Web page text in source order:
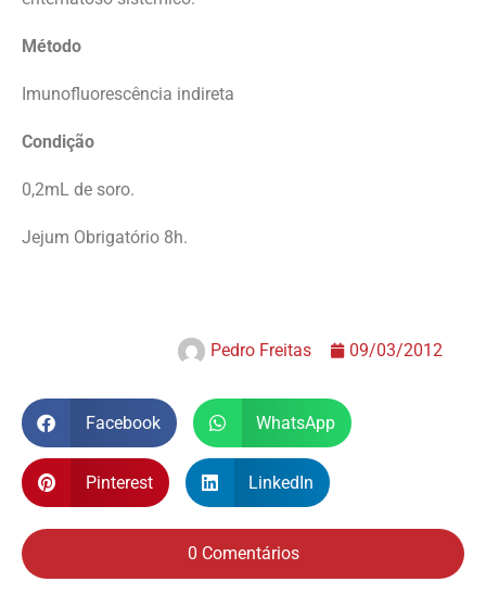
Método
Imunofluorescência indireta
Condição
0,2mL de soro.
Jejum Obrigatório 8h.
Pedro Freitas 09/03/2012
Facebook WhatsApp
Pinterest LinkedIn
0 Comentários